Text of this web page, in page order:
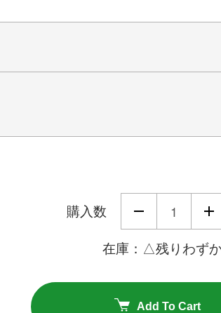
購入数
在庫：△残りわず
Add To Cart